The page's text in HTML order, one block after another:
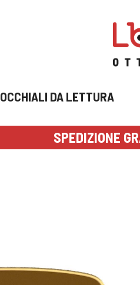
OCCHIALI DA LETTURA
SPEDIZIONE